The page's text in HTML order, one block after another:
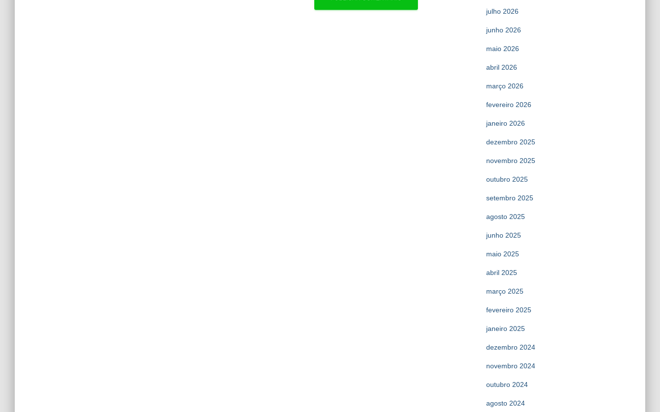
julho 2026
junho 2026
maio 2026
abril 2026
março 2026
fevereiro 2026
janeiro 2026
dezembro 2025
novembro 2025
outubro 2025
setembro 2025
agosto 2025
junho 2025
maio 2025
abril 2025
março 2025
fevereiro 2025
janeiro 2025
dezembro 2024
novembro 2024
outubro 2024
agosto 2024